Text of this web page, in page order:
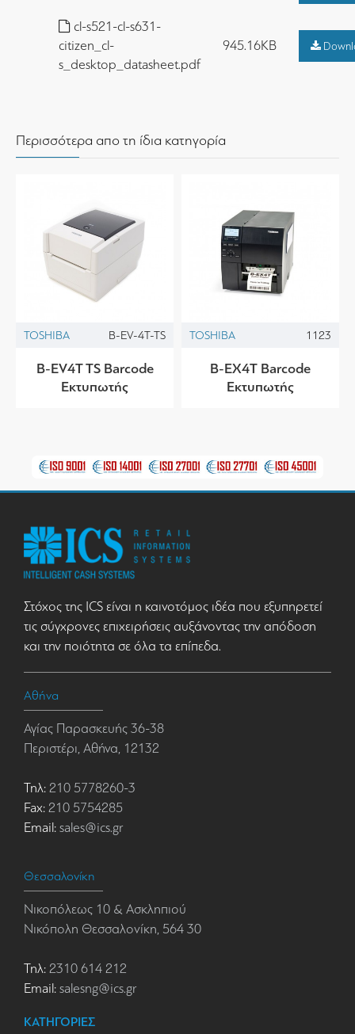
cl-s521-cl-s631-
citizen_cl-
s_desktop_datasheet.pdf
945.16KB
Περισσότερα απο τη ίδια κατηγορία
TOSHIBA B-EV-4T-TS
B-EV4T TS Barcode
Εκτυπωτής
TOSHIBA 1123
B-EX4T Barcode
Εκτυπωτής
Στόχος της ICS είναι η καινοτόμος ιδέα που εξυπηρετεί
τις σύγχρονες επιχειρήσεις αυξάνοντας την απόδοση
και την ποιότητα σε όλα τα επίπεδα.
Αθήνα
Αγίας Παρασκευής 36-38
Περιστέρι, Αθήνα, 12132
Τηλ: 210 5778260-3
Fax: 210 5754285
Email: sales@ics.gr
Θεσσαλονίκη
Νικοπόλεως 10 & Ασκληπιού
Νικόπολη Θεσσαλονίκη, 564 30
Τηλ: 2310 614 212
Email: salesng@ics.gr
ΚΑΤΗΓΟΡΙΕΣ